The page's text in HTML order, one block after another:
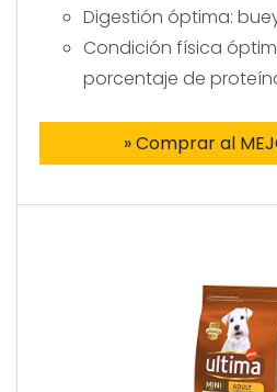
Digestión óptima:
Condición física
porcentaje de
» Comprar al